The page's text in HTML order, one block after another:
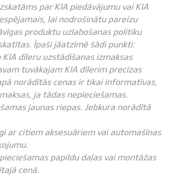
par KIA piedāvājumu vai KIA
lai nodrošinātu pareizu
produktu uzlabošanas politiku
Īpaši jāatzīmē šādi punkti:
dīleru uzstādīšanas izmaksas
tuvākajam KIA dīlerim precīzas
norādītās cenas ir tikai informatīvas,
ja tādas nepieciešamas.
jaunas riepas. Jebkura norādītā
ar citiem aksesuāriem vai automašīnas
papildu daļas vai montāžas
cenā.